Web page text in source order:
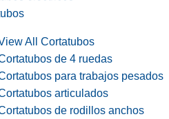
All Cortatubos
de 4 ruedas
para trabajos pesados
articulados
de rodillos anchos